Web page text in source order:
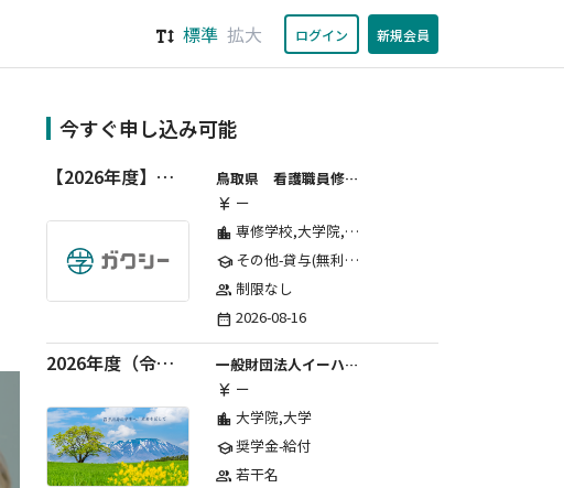
標準 拡大 ログイン 新規会員
今すぐ申し込み可能
【2026年度】鳥取県看護職員修学資金-新規申込み
鳥取県 看護職員修学資金
currency_yen ー
location_city 専修学校,大学院,短期大学,高等学校,高等専門学校,その他,大学
schoolその他-貸与(無利子)
group 制限なし
date_range 2026-08-16
2026年度（令和8年度）第２期 一般財団法人イーハトーブ育英会奨学生募集（給付型） 日本国内及び海外の大学・大学院に自宅外通学をする学生に生活費の一部(家賃半額相当)を給付【岩手県が本籍地の大学生または大学院生対象】
一般財団法人イーハトーブ育英会
currency_yen ー
location_city 大学院,大学
school奨学金-給付
group 若干名